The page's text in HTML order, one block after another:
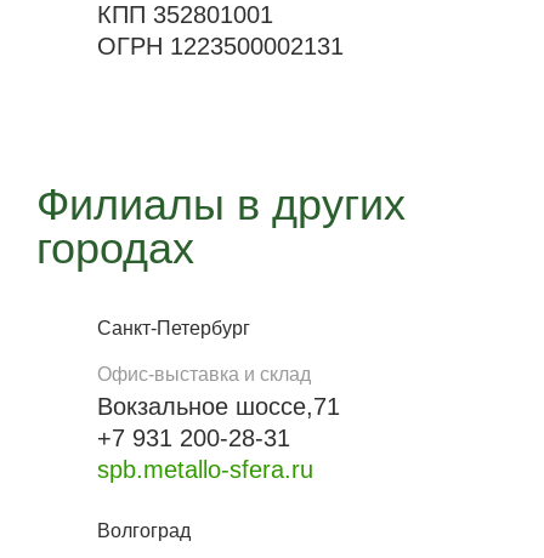
КПП 352801001
ОГРН 1223500002131
Филиалы в других
городах
Санкт-Петербург
Офис-выставка и склад
Вокзальное шоссе,71
+7 931 200-28-31
spb.metallo-sfera.ru
Волгоград